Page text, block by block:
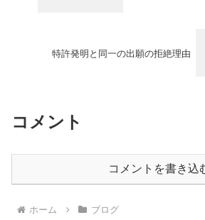
特許発明と同一の出願の拒絶理由
コメント
コメントを書き込
ホーム ブログ